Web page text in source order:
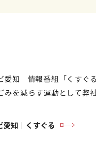
愛知 情報番組「くすぐ
みを減らす運動として弊
愛知｜くすぐる